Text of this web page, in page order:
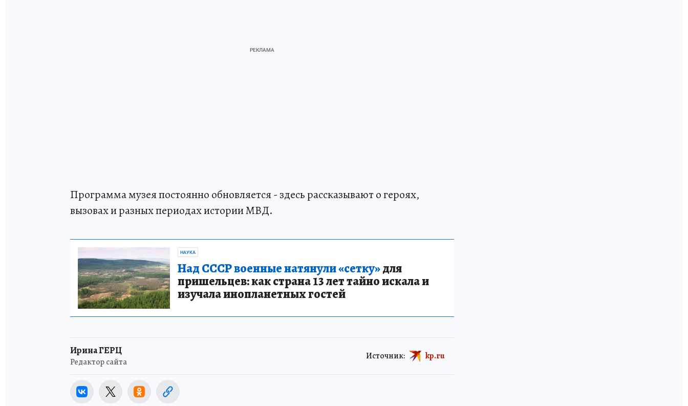
Программа музея постоянно обновляется - здесь рассказывают о героях,
вызовах и разных периодах истории МВД.
НАУКА
Над СССР военные натянули «сетку»для
пришельцев: как страна 13 лет тайно искала и
изучала инопланетных гостей
Ирина ГЕРЦ
Редактор сайта
Источник: kp.ru